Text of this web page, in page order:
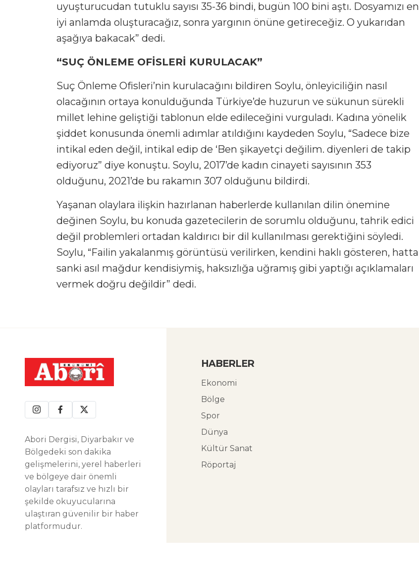
uyuşturucudan tutuklu sayısı 35-36 bindi, bugün 100 bini aştı. Dosyamızı en
iyi anlamda oluşturacağız, sonra yargının önüne getireceğiz. O yukarıdan
aşağıya bakacak” dedi.
“SUÇ ÖNLEME OFİSLERİ KURULACAK”
Suç Önleme Ofisleri’nin kurulacağını bildiren Soylu, önleyiciliğin nasıl
olacağının ortaya konulduğunda Türkiye’de huzurun ve sükunun sürekli
millet lehine geliştiği tablonun elde edileceğini vurguladı. Kadına yönelik
şiddet konusunda önemli adımlar atıldığını kaydeden Soylu, “Sadece bize
intikal eden değil, intikal edip de ‘Ben şikayetçi değilim. diyenleri de takip
ediyoruz” diye konuştu. Soylu, 2017’de kadın cinayeti sayısının 353
olduğunu, 2021’de bu rakamın 307 olduğunu bildirdi.
Yaşanan olaylara ilişkin hazırlanan haberlerde kullanılan dilin önemine
değinen Soylu, bu konuda gazetecilerin de sorumlu olduğunu, tahrik edici
değil problemleri ortadan kaldırıcı bir dil kullanılması gerektiğini söyledi.
Soylu, “Failin yakalanmış görüntüsü verilirken, kendini haklı gösteren, hatta
sanki asıl mağdur kendisiymiş, haksızlığa uğramış gibi yaptığı açıklamaları
vermek doğru değildir” dedi.
Abori Dergisi, Diyarbakır ve
Bölgedeki son dakika
gelişmelerini, yerel haberleri
ve bölgeye dair önemli
olayları tarafsız ve hızlı bir
şekilde okuyucularına
ulaştıran güvenilir bir haber
platformudur.
HABERLER
Ekonomi
Bölge
Spor
Dünya
Kültür Sanat
Röportaj